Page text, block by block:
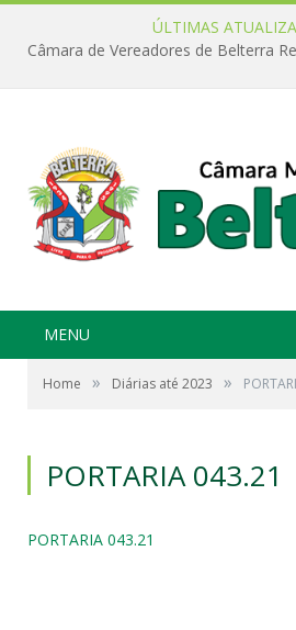
ÚLTIMAS
MENU
Home » Diárias até 2023 »
PORTARIA 043.21
PORTARIA 043.21